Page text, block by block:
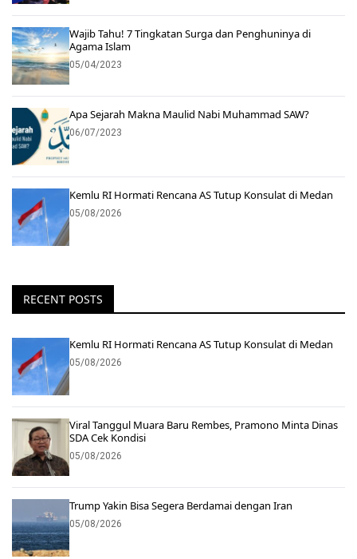
Wajib Tahu! 7 Tingkatan Surga dan Penghuninya di
Agama Islam
05/04/2023
Apa Sejarah Makna Maulid Nabi Muhammad SAW?
06/07/2023
Kemlu RI Hormati Rencana AS Tutup Konsulat di Medan
05/08/2026
RECENT POSTS
Kemlu RI Hormati Rencana AS Tutup Konsulat di Medan
05/08/2026
Viral Tanggul Muara Baru Rembes, Pramono Minta Dinas
SDA Cek Kondisi
05/08/2026
Trump Yakin Bisa Segera Berdamai dengan Iran
05/08/2026